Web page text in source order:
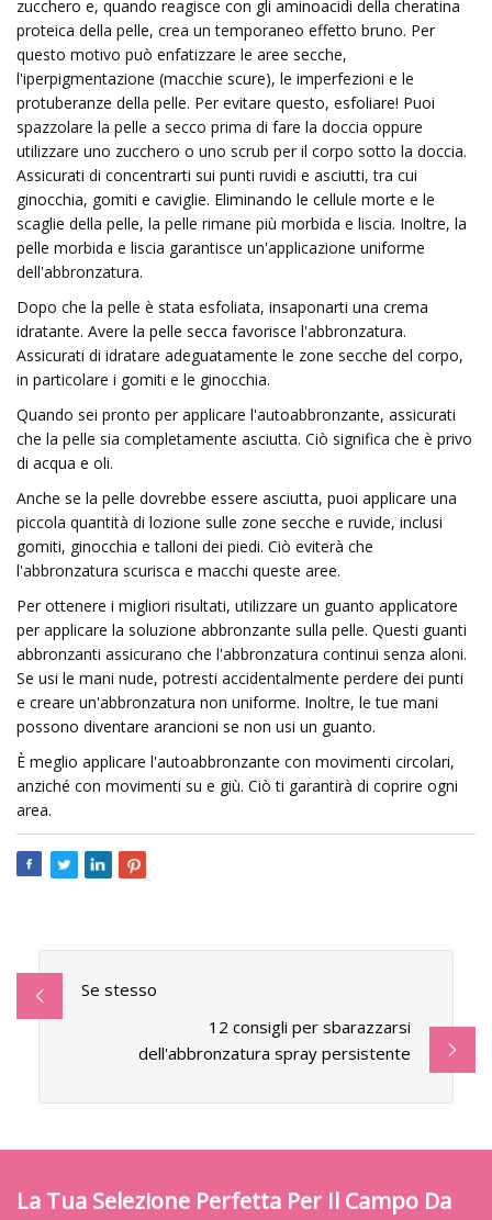
zucchero e, quando reagisce con gli aminoacidi della cheratina
proteica della pelle, crea un temporaneo effetto bruno. Per
questo motivo può enfatizzare le aree secche,
l'iperpigmentazione (macchie scure), le imperfezioni e le
protuberanze della pelle. Per evitare questo, esfoliare! Puoi
spazzolare la pelle a secco prima di fare la doccia oppure
utilizzare uno zucchero o uno scrub per il corpo sotto la doccia.
Assicurati di concentrarti sui punti ruvidi e asciutti, tra cui
ginocchia, gomiti e caviglie. Eliminando le cellule morte e le
scaglie della pelle, la pelle rimane più morbida e liscia. Inoltre, la
pelle morbida e liscia garantisce un'applicazione uniforme
dell'abbronzatura.
Dopo che la pelle è stata esfoliata, insaponarti una crema
idratante. Avere la pelle secca favorisce l'abbronzatura.
Assicurati di idratare adeguatamente le zone secche del corpo,
in particolare i gomiti e le ginocchia.
Quando sei pronto per applicare l'autoabbronzante, assicurati
che la pelle sia completamente asciutta. Ciò significa che è privo
di acqua e oli.
Anche se la pelle dovrebbe essere asciutta, puoi applicare una
piccola quantità di lozione sulle zone secche e ruvide, inclusi
gomiti, ginocchia e talloni dei piedi. Ciò eviterà che
l'abbronzatura scurisca e macchi queste aree.
Per ottenere i migliori risultati, utilizzare un guanto applicatore
per applicare la soluzione abbronzante sulla pelle. Questi guanti
abbronzanti assicurano che l'abbronzatura continui senza aloni.
Se usi le mani nude, potresti accidentalmente perdere dei punti
e creare un'abbronzatura non uniforme. Inoltre, le tue mani
possono diventare arancioni se non usi un guanto.
È meglio applicare l'autoabbronzante con movimenti circolari,
anziché con movimenti su e giù. Ciò ti garantirà di coprire ogni
area.
Se stesso
12 consigli per sbarazzarsi
dell'abbronzatura spray persistente
La Tua Selezione Perfetta Per Il Campo Da